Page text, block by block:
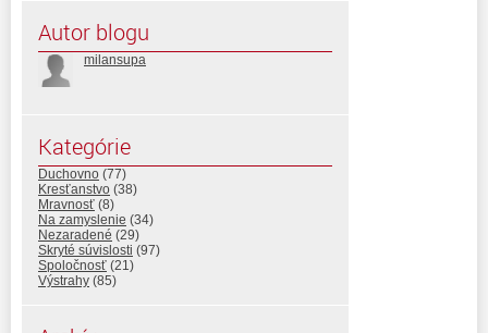
Autor blogu
milansupa
Kategórie
Duchovno (77)
Kresťanstvo (38)
Mravnosť (8)
Na zamyslenie (34)
Nezaradené (29)
Skryté súvislosti (97)
Spoločnosť (21)
Výstrahy (85)